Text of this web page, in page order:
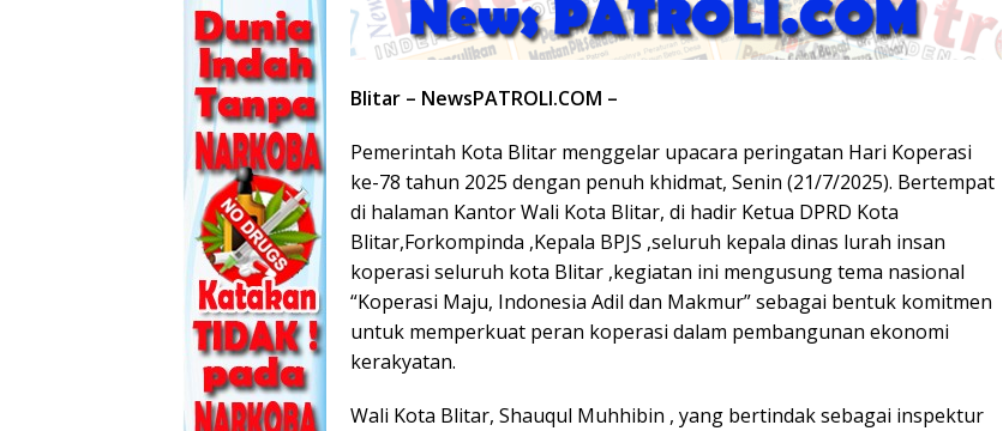
Blitar – NewsPATROLI.COM –
Pemerintah Kota Blitar menggelar upacara peringatan Hari Koperasi
ke-78 tahun 2025 dengan penuh khidmat, Senin (21/7/2025). Bertempat
di halaman Kantor Wali Kota Blitar, di hadir Ketua DPRD Kota
Blitar,Forkompinda ,Kepala BPJS ,seluruh kepala dinas lurah insan
koperasi seluruh kota Blitar ,kegiatan ini mengusung tema nasional
“Koperasi Maju, Indonesia Adil dan Makmur” sebagai bentuk komitmen
untuk memperkuat peran koperasi dalam pembangunan ekonomi
kerakyatan.
Wali Kota Blitar, Shauqul Muhhibin , yang bertindak sebagai inspektur